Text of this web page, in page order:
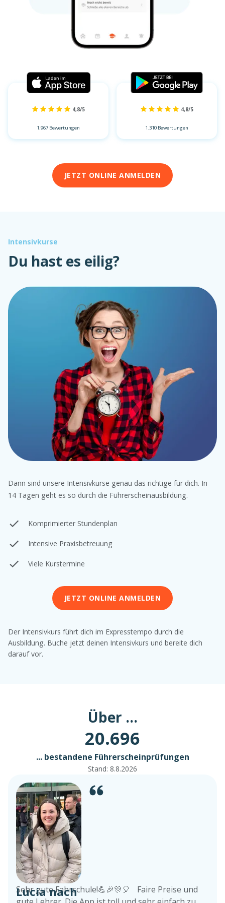
4,8/5
1.967 Bewertungen
4,8/5
1.310 Bewertungen
JETZT ONLINE ANMELDEN
Intensivkurse
Du hast es eilig?
Dann sind unsere Intensivkurse genau das richtige für dich. In
14 Tagen geht es so durch die Führerscheinausbildung.
Komprimierter Stundenplan
Intensive Praxisbetreuung
Viele Kurstermine
JETZT ONLINE ANMELDEN
Der Intensivkurs führt dich im Expresstempo durch die
Ausbildung. Buche jetzt deinen Intensivkurs und bereite dich
darauf vor.
Über ...
20.696
... bestandene Führerscheinprüfungen
Stand: 8.8.2026
Lucia nach
Sehr gute Fahrschule!💪🎉🎊🎈 Faire Preise und